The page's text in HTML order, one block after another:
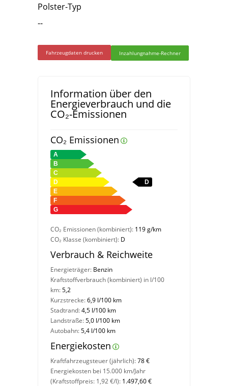
Polster-Typ
--
Fahrzeugdaten drucken Inzahlungnahme-Rechner
Information über den
Energieverbrauch und die
CO₂-Emissionen
CO₂ Emissionen
CO₂ Emissionen (kombiniert): 119 g/km
CO₂ Klasse (kombiniert): D
Verbrauch & Reichweite
Energieträger: Benzin
Kraftstoffverbrauch (kombiniert) in l/100
km:5,2
Kurzstrecke:6,9 l/100 km
Stadtrand:4,5 l/100 km
Landstraße:5,0 l/100 km
Autobahn:5,4 l/100 km
Energiekosten
Kraftfahrzeugsteuer (jährlich):78 €
Energiekosten bei 15.000 km/Jahr
(Kraftstoffpreis: 1,92€/l): 1.497,60 €